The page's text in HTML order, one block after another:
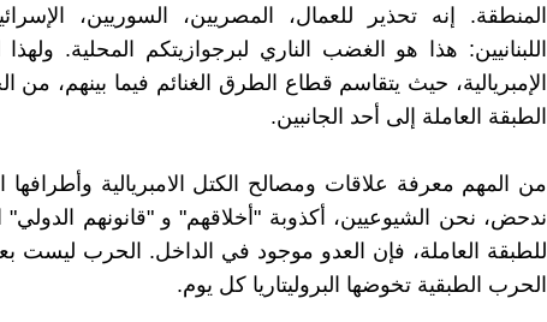
المنطقة. إنه تحذير للعمال، المصريين، السوريين،
اللبنانيين: هذا هو الغضب الناري لبرجوازيتكم المحلية.
الإمبريالية، حيث يتقاسم قطاع الطرق الغنائم فيما بينهم، من
الطبقة العاملة إلى أحد الجانبين.
من المهم معرفة علاقات ومصالح الكتل الامبريالية
ندحض، نحن الشيوعيين، أكذوبة "أخلاقهم" و "قانونهم الدولي"
للطبقة العاملة، فإن العدو موجود في الداخل. الحرب ليست
الحرب الطبقية تخوضها البروليتاريا كل يوم.